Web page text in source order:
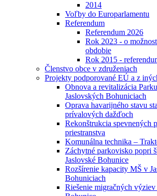
2014
Voľby do Europarlamentu
Referendum
Referendum 2026
Rok 2023 - o
obdobie
Rok 2015 -
Členstvo obce v združeniach
Projekty podporované EÚ a z
Obnova a revitalizácia
Jaslovských Bohuniciach
Oprava havarijného stavu
prívalových dažďoch
Rekonštrukcia spevnených
priestranstva
Komunálna technika –
Záchytné parkovisko popri
Jaslovské Bohunice
Rozšírenie kapacity MŠ v
Bohuniciach
Riešenie migračných